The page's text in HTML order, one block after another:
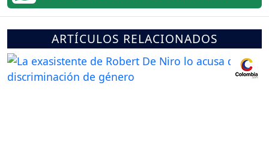
ARTÍCULOS RELACIONADOS